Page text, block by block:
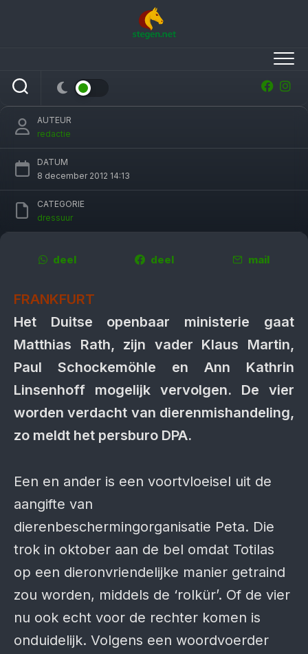
wegens dierenmishandeling
AUTEUR
redactie
DATUM
8 december 2012 14:13
CATEGORIE
dressuur
deel deel mail
FRANKFURT
Het Duitse openbaar ministerie gaat
Matthias Rath, zijn vader Klaus Martin,
Paul Schockemöhle en Ann Kathrin
Linsenhoff mogelijk vervolgen. De vier
worden verdacht van dierenmishandeling,
zo meldt het persburo DPA.
Een en ander is een voortvloeisel uit de
aangifte van
dierenbeschermingorganisatie Peta. Die
trok in oktober aan de bel omdat Totilas
op een dieronvriendelijke manier getraind
zou worden, middels de ‘rolkür’. Of de vier
nu ook echt voor de rechter komen is
onduidelijk. Volgens een woordvoerder